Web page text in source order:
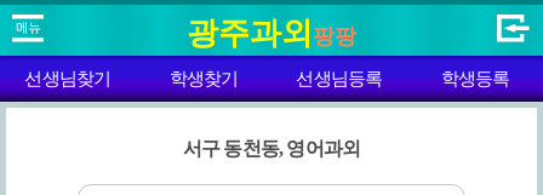
광주과외 팡팡
선생님찾기 학생찾기 선생님등록 학생등록
서구 동천동, 영어과외